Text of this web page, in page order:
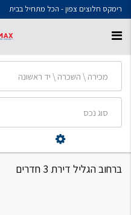
רימקס חלוצים צפון - הכל מתחיל בבית
מכירה \ השכרה \ יד ראשונה
סוג נכס
ברחוב הגליל דירת 3 חדרים